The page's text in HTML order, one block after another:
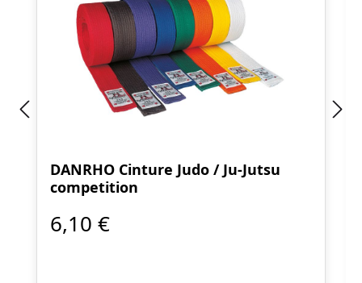
DANRHO Cinture Judo / Ju-Jutsu
competition
6,10 €